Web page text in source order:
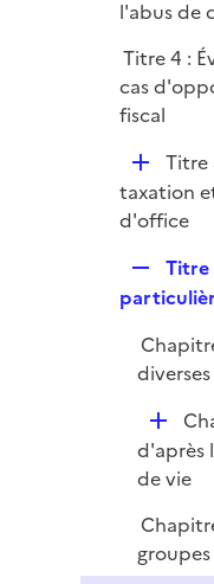
e
é
l
i
e
l'abus de
Titre 4 :
cas
fiscal
D
é
p
e
r
Titre
taxation
d'office
e
l
i
e
r
Titre
diverses
D
é
p
i
e
d'après
de vie